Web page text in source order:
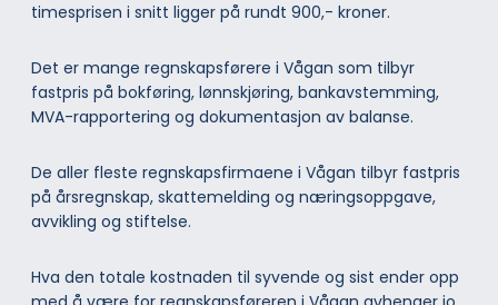
timesprisen i snitt ligger på rundt 900,- kroner.
Det er mange regnskapsførere i Vågan som tilbyr
fastpris på bokføring, lønnskjøring, bankavstemming,
MVA-rapportering og dokumentasjon av balanse.
De aller fleste regnskapsfirmaene i Vågan tilbyr fastpris
på årsregnskap, skattemelding og næringsoppgave,
avvikling og stiftelse.
Hva den totale kostnaden til syvende og sist ender opp